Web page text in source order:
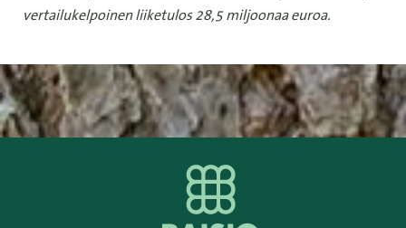
vertailukelpoinen liiketulos 28,5 miljoonaa euroa.